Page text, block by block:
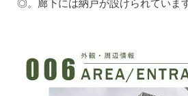
◎。廊下には納戸が設けられています